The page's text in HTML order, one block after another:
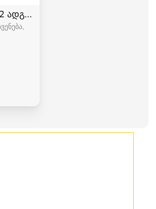
ადგილიანი HASKY karavi კარვები